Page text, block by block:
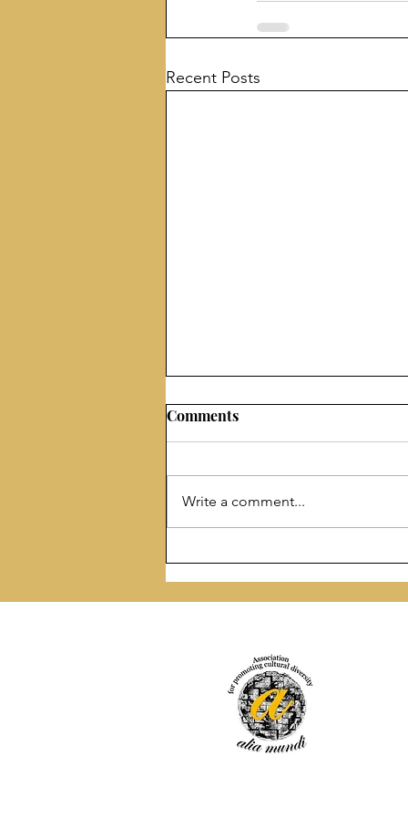
Recent Posts
savremenih autora u čast
Svetog Save
Comments
Write a comment...